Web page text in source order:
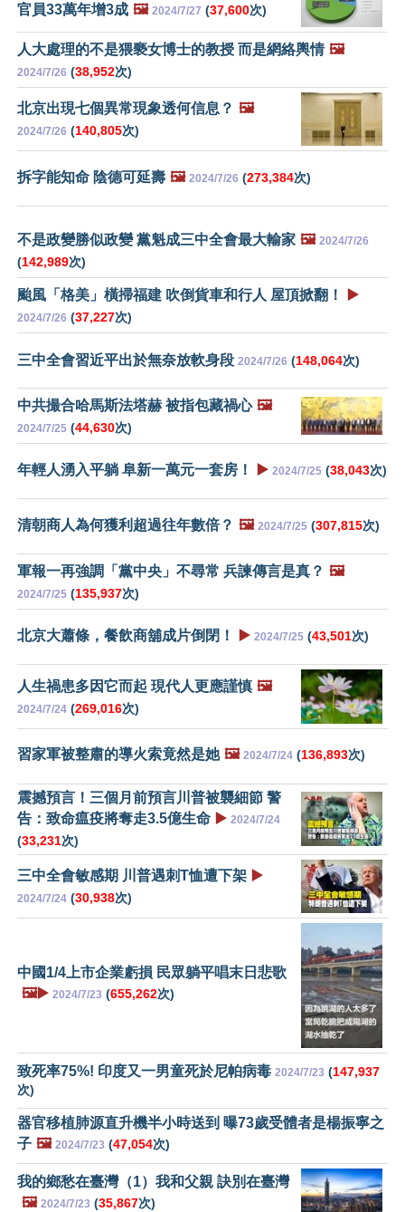
官員33萬年增3成 🖼️ 2024/7/27 (37,600次)
人大處理的不是猥褻女博士的教授 而是網絡輿情 🖼️
2024/7/26 (38,952次)
北京出現七個異常現象透何信息？ 🖼️
2024/7/26 (140,805次)
拆字能知命 陰德可延壽 🖼️ 2024/7/26 (273,384次)
不是政變勝似政變 黨魁成三中全會最大輸家 🖼️ 2024/7/26
(142,989次)
颱風「格美」橫掃福建 吹倒貨車和行人 屋頂掀翻！ ▶️
2024/7/26 (37,227次)
三中全會習近平出於無奈放軟身段 2024/7/26 (148,064次)
中共撮合哈馬斯法塔赫 被指包藏禍心 🖼️
2024/7/25 (44,630次)
年輕人湧入平躺 阜新一萬元一套房！ ▶️ 2024/7/25 (38,043次)
清朝商人為何獲利超過往年數倍？ 🖼️ 2024/7/25 (307,815次)
軍報一再強調「黨中央」不尋常 兵諫傳言是真？ 🖼️
2024/7/25 (135,937次)
北京大蕭條，餐飲商舖成片倒閉！ ▶️ 2024/7/25 (43,501次)
人生禍患多因它而起 現代人更應謹慎 🖼️
2024/7/24 (269,016次)
習家軍被整肅的導火索竟然是她 🖼️ 2024/7/24 (136,893次)
震撼預言！三個月前預言川普被襲細節 警
告：致命瘟疫將奪走3.5億生命 ▶️ 2024/7/24
(33,231次)
三中全會敏感期 川普遇刺T恤遭下架 ▶️
2024/7/24 (30,938次)
中國1/4上市企業虧損 民眾躺平唱末日悲歌
🖼️▶️ 2024/7/23 (655,262次)
致死率75%! 印度又一男童死於尼帕病毒 2024/7/23 (147,937
次)
器官移植肺源直升機半小時送到 曝73歲受體者是楊振寧之
子 🖼️ 2024/7/23 (47,054次)
我的鄉愁在臺灣（1）我和父親 訣別在臺灣
🖼️ 2024/7/23 (35,867次)